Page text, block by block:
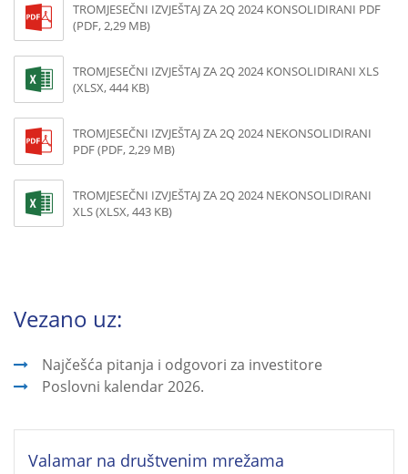
TROMJESEČNI IZVJEŠTAJ ZA 2Q 2024 KONSOLIDIRANI PDF
(PDF, 2,29 MB)
TROMJESEČNI IZVJEŠTAJ ZA 2Q 2024 KONSOLIDIRANI XLS
(XLSX, 444 KB)
TROMJESEČNI IZVJEŠTAJ ZA 2Q 2024 NEKONSOLIDIRANI
PDF (PDF, 2,29 MB)
TROMJESEČNI IZVJEŠTAJ ZA 2Q 2024 NEKONSOLIDIRANI
XLS (XLSX, 443 KB)
Vezano uz:
Najčešća pitanja i odgovori za investitore
Poslovni kalendar 2026.
Valamar na društvenim mrežama